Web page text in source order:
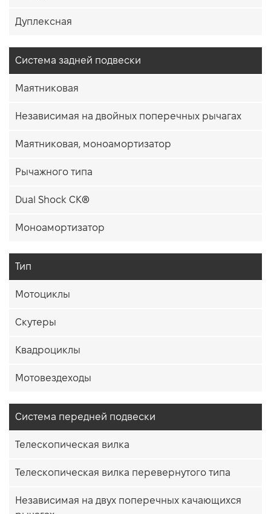
Дуплексная
Система задней подвески
Маятниковая
Независимая на двойных поперечных рычагах
Маятниковая, моноамортизатор
Рычажного типа
Dual Shock CK®
Моноамортизатор
Тип
Мотоциклы
Скутеры
Квадроциклы
Мотовездеходы
Система передней подвески
Телескопическая вилка
Телескопическая вилка перевернутого типа
Независимая на двух поперечных качающихся